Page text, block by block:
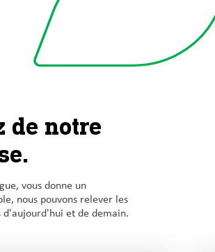
de notre
vous donne un
nous pouvons relever les
d'aujourd'hui et de demain.